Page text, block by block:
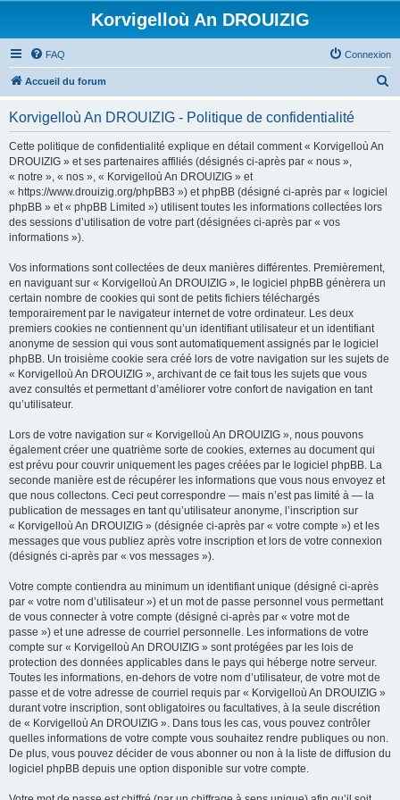
Korvigelloù An DROUIZIG
FAQ Connexion
Accueil du forum
Korvigelloù An DROUIZIG - Politique de confidentialité
Cette politique de confidentialité explique en détail comment « Korvigelloù An
DROUIZIG » et ses partenaires affiliés (désignés ci-après par « nous »,
« notre », « nos », « Korvigelloù An DROUIZIG » et
« https://www.drouizig.org/phpBB3 ») et phpBB (désigné ci-après par « logiciel
phpBB » et « phpBB Limited ») utilisent toutes les informations collectées lors
des sessions d’utilisation de votre part (désignées ci-après par « vos
informations »).
Vos informations sont collectées de deux manières différentes. Premièrement,
en naviguant sur « Korvigelloù An DROUIZIG », le logiciel phpBB génèrera un
certain nombre de cookies qui sont de petits fichiers téléchargés
temporairement par le navigateur internet de votre ordinateur. Les deux
premiers cookies ne contiennent qu’un identifiant utilisateur et un identifiant
anonyme de session qui vous sont automatiquement assignés par le logiciel
phpBB. Un troisième cookie sera créé lors de votre navigation sur les sujets de
« Korvigelloù An DROUIZIG », archivant de ce fait tous les sujets que vous
avez consultés et permettant d’améliorer votre confort de navigation en tant
qu’utilisateur.
Lors de votre navigation sur « Korvigelloù An DROUIZIG », nous pouvons
également créer une quatrième sorte de cookies, externes au document qui
est prévu pour couvrir uniquement les pages créées par le logiciel phpBB. La
seconde manière est de récupérer les informations que vous nous envoyez et
que nous collectons. Ceci peut correspondre — mais n’est pas limité à — la
publication de messages en tant qu’utilisateur anonyme, l’inscription sur
« Korvigelloù An DROUIZIG » (désignée ci-après par « votre compte ») et les
messages que vous publiez après votre inscription et lors de votre connexion
(désignés ci-après par « vos messages »).
Votre compte contiendra au minimum un identifiant unique (désigné ci-après
par « votre nom d’utilisateur ») et un mot de passe personnel vous permettant
de vous connecter à votre compte (désigné ci-après par « votre mot de
passe ») et une adresse de courriel personnelle. Les informations de votre
compte sur « Korvigelloù An DROUIZIG » sont protégées par les lois de
protection des données applicables dans le pays qui héberge notre serveur.
Toutes les informations, en-dehors de votre nom d’utilisateur, de votre mot de
passe et de votre adresse de courriel requis par « Korvigelloù An DROUIZIG »
durant votre inscription, sont obligatoires ou facultatives, à la seule discrétion
de « Korvigelloù An DROUIZIG ». Dans tous les cas, vous pouvez contrôler
quelles informations de votre compte vous souhaitez rendre publiques ou non.
De plus, vous pouvez décider de vous abonner ou non à la liste de diffusion du
logiciel phpBB depuis une option disponible sur votre compte.